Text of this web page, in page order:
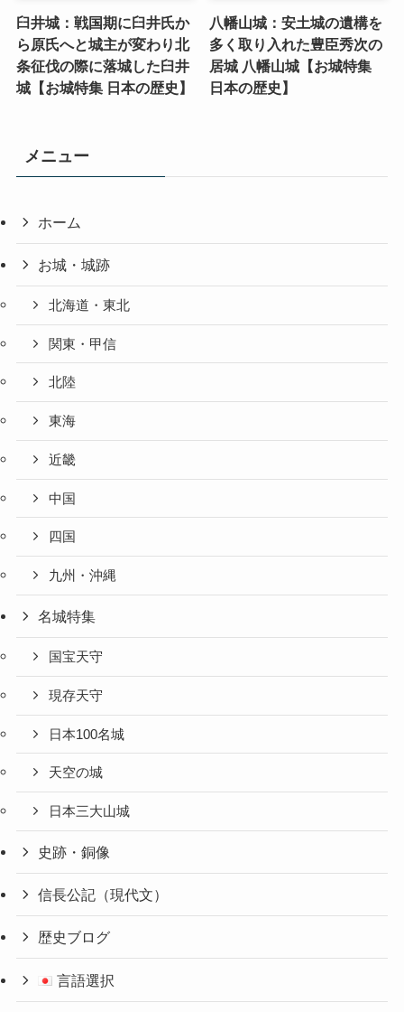
臼井城：戦国期に臼井氏か
ら原氏へと城主が変わり北
条征伐の際に落城した臼井
城【お城特集 日本の歴史】
八幡山城：安土城の遺構を
多く取り入れた豊臣秀次の
居城 八幡山城【お城特集
日本の歴史】
メニュー
ホーム
お城・城跡
北海道・東北
関東・甲信
北陸
東海
近畿
中国
四国
九州・沖縄
名城特集
国宝天守
現存天守
日本100名城
天空の城
日本三大山城
史跡・銅像
信長公記（現代文）
歴史ブログ
言語選択